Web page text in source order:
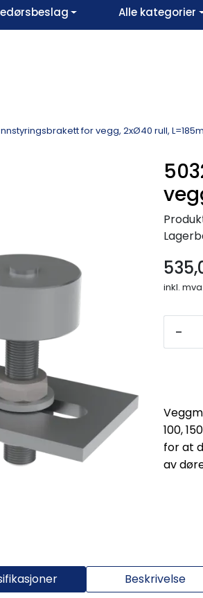
Alle kategorier
for vegg, 2xØ40 rull,
inkl. mva.
-
100,
for at
av
Beskrivelse